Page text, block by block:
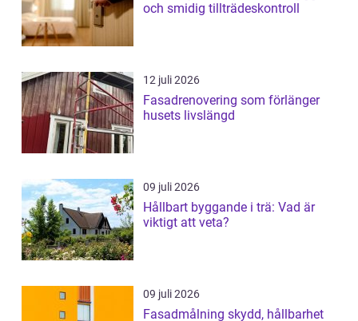
och smidig tillträdeskontroll
12 juli 2026
Fasadrenovering som förlänger
husets livslängd
09 juli 2026
Hållbart byggande i trä: Vad är
viktigt att veta?
09 juli 2026
Fasadmålning skydd, hållbarhet